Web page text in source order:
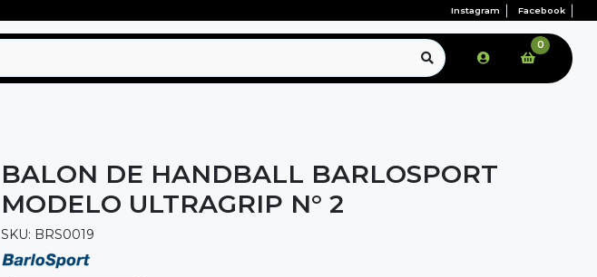
Instagram Facebook
0
BALON DE HANDBALL BARLOSPORT
MODELO ULTRAGRIP N° 2
SKU: BRS0019